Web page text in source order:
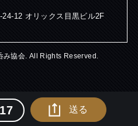
送る
12 オリックス目黒ビル2F
み協会. All Rights Reserved.